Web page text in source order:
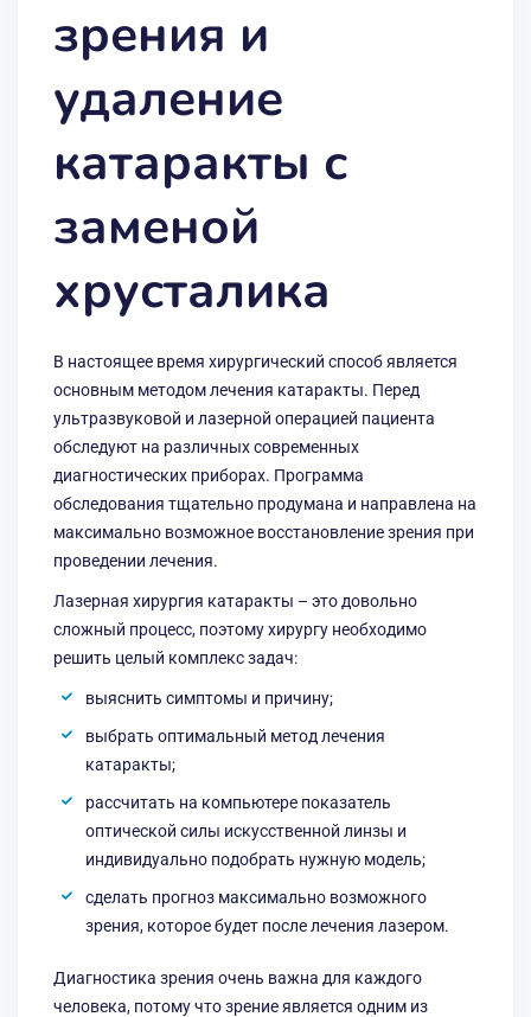
зрения и
удаление
катаракты с
заменой
хрусталика
В настоящее время хирургический способ является
основным методом лечения катаракты. Перед
ультразвуковой и лазерной операцией пациента
обследуют на различных современных
диагностических приборах. Программа
обследования тщательно продумана и направлена на
максимально возможное восстановление зрения при
проведении лечения.
Лазерная хирургия катаракты – это довольно
сложный процесс, поэтому хирургу необходимо
решить целый комплекс задач:
выяснить симптомы и причину;
выбрать оптимальный метод лечения
катаракты;
рассчитать на компьютере показатель
оптической силы искусственной линзы и
индивидуально подобрать нужную модель;
сделать прогноз максимально возможного
зрения, которое будет после лечения лазером.
Диагностика зрения очень важна для каждого
человека, потому что зрение является одним из